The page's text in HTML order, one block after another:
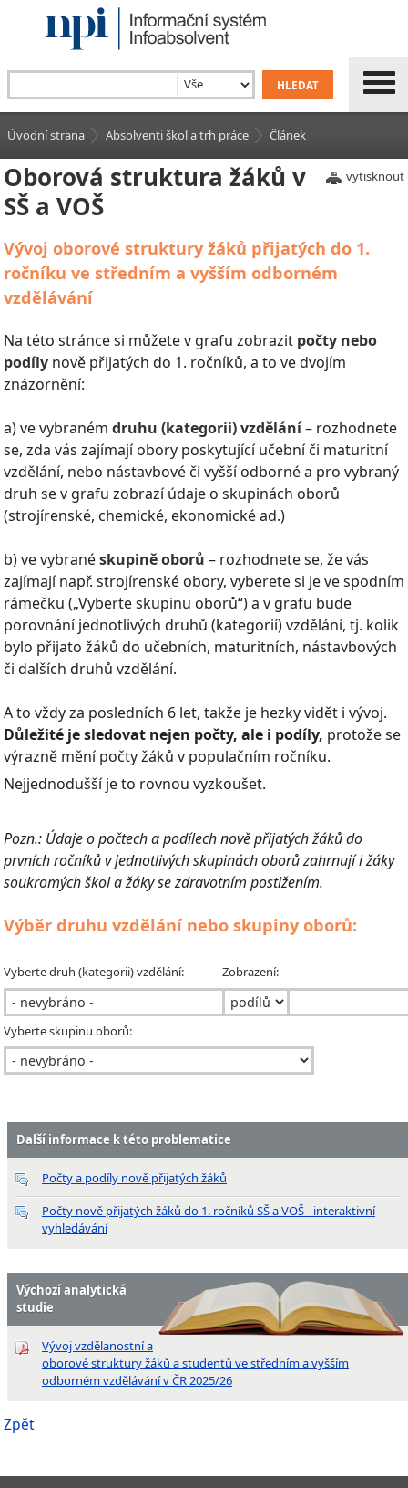
Úvodní strana Absolventi škol a trh práce Článek
vytisknout
Oborová struktura žáků v
SŠ a VOŠ
Vývoj oborové struktury žáků přijatých do 1.
ročníku ve středním a vyšším odborném
vzdělávání
Na této stránce si můžete v grafu zobrazit počty nebo
podíly nově přijatých do 1. ročníků, a to ve dvojím
znázornění:
a) ve vybraném druhu (kategorii) vzdělání– rozhodnete
se, zda vás zajímají obory poskytující učební či maturitní
vzdělání, nebo nástavbové či vyšší odborné a pro vybraný
druh se v grafu zobrazí údaje o skupinách oborů
(strojírenské, chemické, ekonomické ad.)
b) ve vybranéskupině oborů – rozhodnete se, že vás
zajímají např. strojírenské obory, vyberete si je ve spodním
rámečku („Vyberte skupinu oborů“) a v grafu bude
porovnání jednotlivých druhů (kategorií) vzdělání, tj. kolik
bylo přijato žáků do učebních, maturitních, nástavbových
či dalších druhů vzdělání.
A to vždy za posledních 6 let, takže je hezky vidět i vývoj.
Důležité je sledovat nejen počty, ale i podíly, protože se
výrazně mění počty žáků v populačním ročníku.
Nejjednodušší je to rovnou vyzkoušet.
Pozn.: Údaje o počtech a podílech nově přijatých žáků do
prvních ročníků v jednotlivých skupinách oborů zahrnují i žáky
soukromých škol a žáky se zdravotním postižením.
Výběr druhu vzdělání nebo skupiny oborů:
Vyberte druh (kategorii) vzdělání: Zobrazení:
Vyberte skupinu oborů:
Další informace k této problematice
Počty a podíly nově přijatých žáků
Počty nově přijatých žáků do 1. ročníků SŠ a VOŠ - interaktivní
vyhledávání
Výchozí analytická
studie
Vývoj vzdělanostní a
oborové struktury žáků a studentů ve středním a vyšším
odborném vzdělávání v ČR 2025/26
Zpět